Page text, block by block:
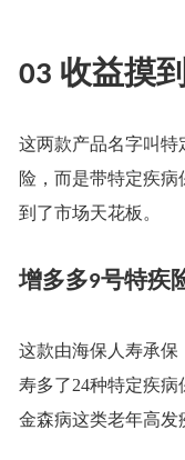
03 收益摸
这两款产品名字叫特
险，而是带特定疾
到了市场天花板。
增多多9号特疾
这款由海保人寿承保
寿多了24种特定疾
金森病这类老年高发